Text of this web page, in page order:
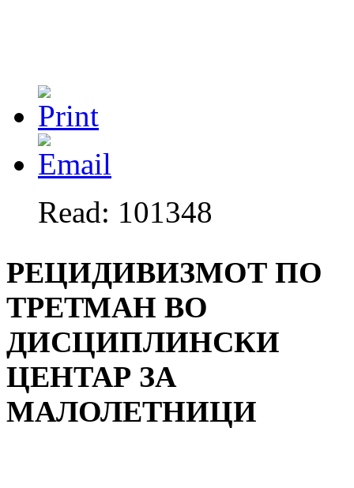
Read: 101348
РЕЦИДИВИЗМОТ ПО
ТРЕТМАН ВО
ДИСЦИПЛИНСКИ
ЦЕНТАР ЗА
МАЛОЛЕТНИЦИ